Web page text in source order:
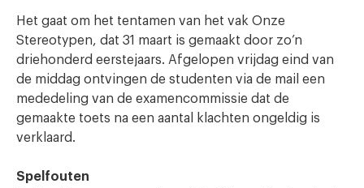
Het gaat om het tentamen van het vak Onze
Stereotypen, dat 31 maart is gemaakt door zo’n
driehonderd eerstejaars. Afgelopen vrijdag eind van
de middag ontvingen de studenten via de mail een
mededeling van de examencommissie dat de
gemaakte toets na een aantal klachten ongeldig is
verklaard.
Spelfouten